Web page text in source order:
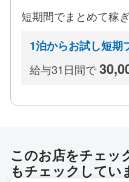
お仕事とプライベート
て、楽しくやりがいを
皆様、ぜひ「まりんち
りませんか。寮完備、
まなサポートもご用意
ますので、ご興味のあ
皆様からのお問い合わ
す。
短期間でまとめて稼
1泊からお試し短期
給与31日間で
このお店をチェッ
もチェックしてい